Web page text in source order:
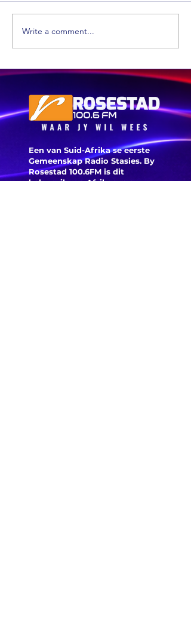
Xhariep kry
eers in 2031 'n
nuwe
munisipaliteit
Write a comment...
Een van Suid-Afrika se eerste
Gemeenskap Radio Stasies. By
Rosestad 100.6FM is dit
belangrik om Afrikaans en